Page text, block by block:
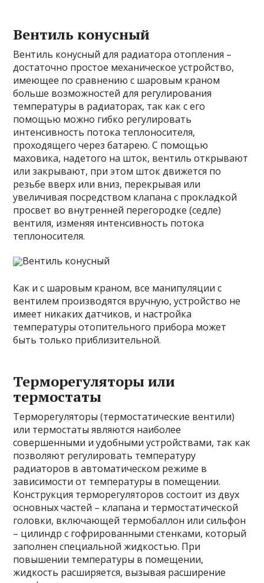
Вентиль конусный
Вентиль конусный для радиатора отопления –
достаточно простое механическое устройство,
имеющее по сравнению с шаровым краном
больше возможностей для регулирования
температуры в радиаторах, так как с его
помощью можно гибко регулировать
интенсивность потока теплоносителя,
проходящего через батарею. С помощью
маховика, надетого на шток, вентиль открывают
или закрывают, при этом шток движется по
резьбе вверх или вниз, перекрывая или
увеличивая посредством клапана с прокладкой
просвет во внутренней перегородке (седле)
вентиля, изменяя интенсивность потока
теплоносителя.
Вентиль конусный
Как и с шаровым краном, все манипуляции с
вентилем производятся вручную, устройство не
имеет никаких датчиков, и настройка
температуры отопительного прибора может
быть только приблизительной.
Терморегуляторы или
термостаты
Терморегуляторы (термостатические вентили)
или термостаты являются наиболее
совершенными и удобными устройствами, так как
позволяют регулировать температуру
радиаторов в автоматическом режиме в
зависимости от температуры в помещении.
Конструкция терморегуляторов состоит из двух
основных частей – клапана и термостатической
головки, включающей термобаллон или сильфон
– цилиндр с гофрированными стенками, который
заполнен специальной жидкостью. При
повышении температуры в помещении,
жидкость расширяется, вызывая расширение